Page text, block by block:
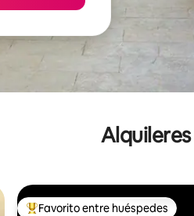
Favorito entre huéspedes